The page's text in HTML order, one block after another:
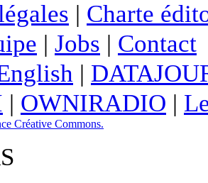
| Charte
| Jobs | Contact
|
| OWNIRADIO |
Créative Commons.